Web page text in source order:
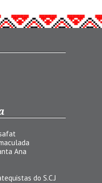
Ana
do S.C.J